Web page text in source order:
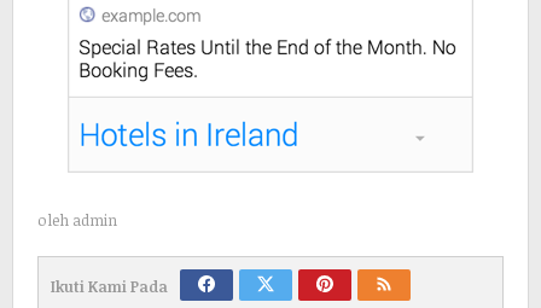
oleh admin
Ikuti Kami Pada